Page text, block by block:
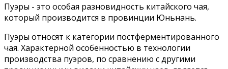
Пуэры - это особая разновидность китайского чая,
который производится в провинции Юньнань.
Пуэры относят к категории постферментированного
чая. Характерной особенностью в технологии
производства пуэров, по сравнению с другими